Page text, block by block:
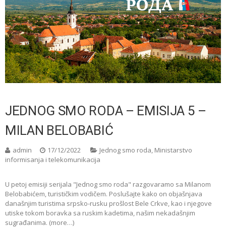
JEDNOG SMO RODA – EMISIJA 5 –
MILAN BELOBABIĆ
admin 17/12/2022 Jednog smo roda, Ministarstvo
informisanja i telekomunikacija
U petoj emisiji serijala "Jednog smo roda" razgovaramo sa Milanom
Belobabićem, turističkim vodičem. Poslušajte kako on objašnjava
današnjim turistima srpsko-rusku prošlost Bele Crkve, kao i njegove
utiske tokom boravka sa ruskim kadetima, našim nekadašnjim
sugrađanima. (more…)